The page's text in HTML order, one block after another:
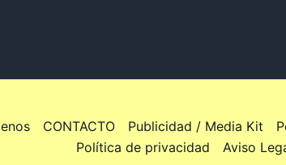
CONTACTO Publicidad / Media Kit
Política de privacidad
Aviso